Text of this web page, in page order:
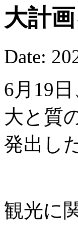
大計
Date:
6月19
大と質
発出し
観光に